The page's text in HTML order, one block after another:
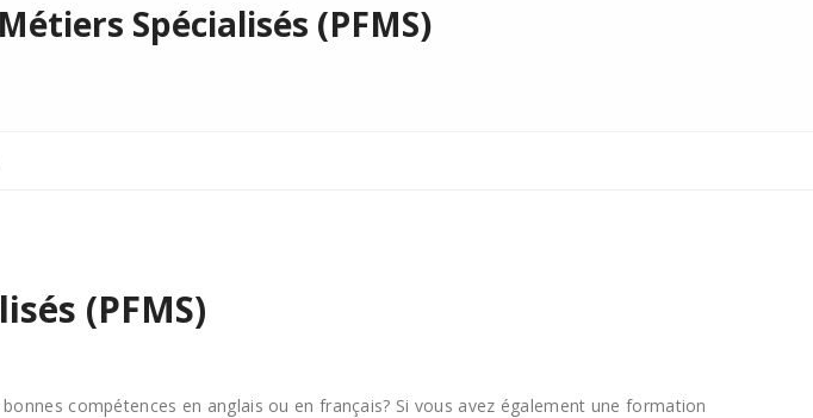
Spécialisés (PFMS)
(PFMS)
compétences en anglais ou en français? Si vous avez également une formation